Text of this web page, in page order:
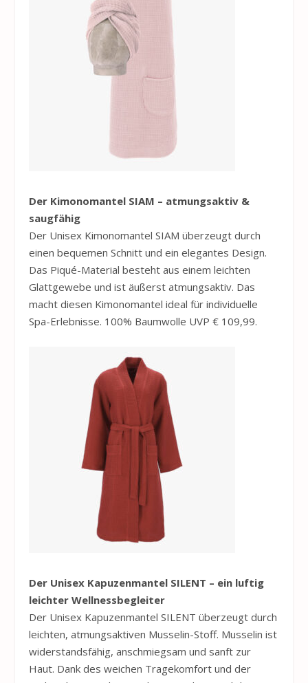
Der Kimonomantel SIAM – atmungsaktiv &
saugfähig
Der Unisex Kimonomantel SIAM überzeugt durch
einen bequemen Schnitt und ein elegantes Design.
Das Piqué-Material besteht aus einem leichten
Glattgewebe und ist äußerst atmungsaktiv. Das
macht diesen Kimonomantel ideal für individuelle
Spa-Erlebnisse. 100% Baumwolle UVP € 109,99.
Der Unisex Kapuzenmantel SILENT – ein luftig
leichter Wellnessbegleiter
Der Unisex Kapuzenmantel SILENT überzeugt durch
leichten, atmungsaktiven Musselin-Stoff. Musselin ist
widerstandsfähig, anschmiegsam und sanft zur
Haut. Dank des weichen Tragekomfort und der